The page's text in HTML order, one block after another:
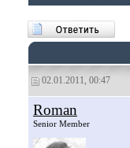
02.01.2011, 00:47
Roman
Senior Member